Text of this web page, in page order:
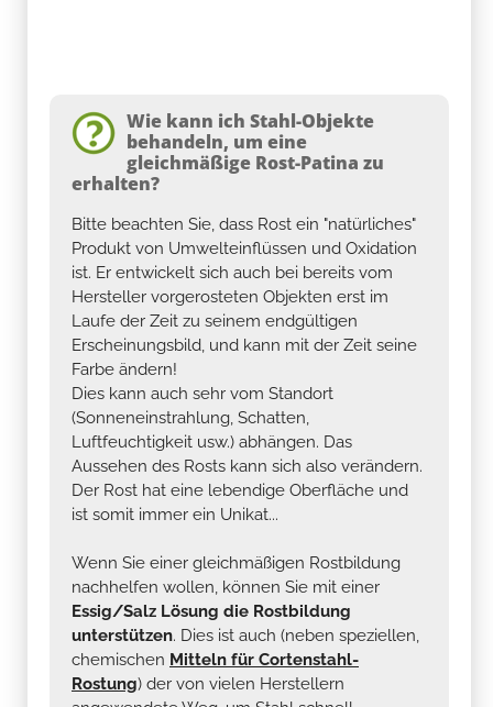
Wie kann ich Stahl-Objekte
behandeln, um eine
gleichmäßige Rost-Patina zu
erhalten?
Bitte beachten Sie, dass Rost ein "natürliches"
Produkt von Umwelteinflüssen und Oxidation
ist. Er entwickelt sich auch bei bereits vom
Hersteller vorgerosteten Objekten erst im
Laufe der Zeit zu seinem endgültigen
Erscheinungsbild, und kann mit der Zeit seine
Farbe ändern!
Dies kann auch sehr vom Standort
(Sonneneinstrahlung, Schatten,
Luftfeuchtigkeit usw.) abhängen. Das
Aussehen des Rosts kann sich also verändern.
Der Rost hat eine lebendige Oberfläche und
ist somit immer ein Unikat...
Wenn Sie einer gleichmäßigen Rostbildung
nachhelfen wollen, können Sie mit einer
Essig/Salz Lösung die Rostbildung
unterstützen. Dies ist auch (neben speziellen,
chemischen Mitteln für Cortenstahl-
Rostung) der von vielen Herstellern